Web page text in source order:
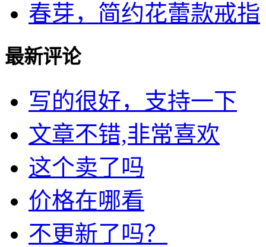
春芽，简约花蕾款戒指
最新评论
写的很好，支持一下
文章不错,非常喜欢
这个卖了吗
价格在哪看
不更新了吗？